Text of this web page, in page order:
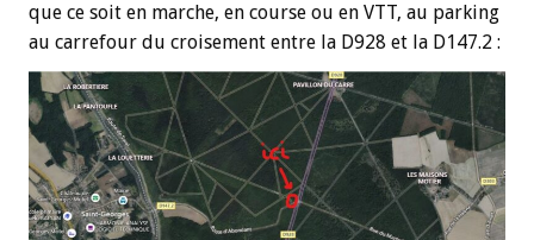
que ce soit en marche, en course ou en VTT, au parking
au carrefour du croisement entre la D928 et la D147.2 :